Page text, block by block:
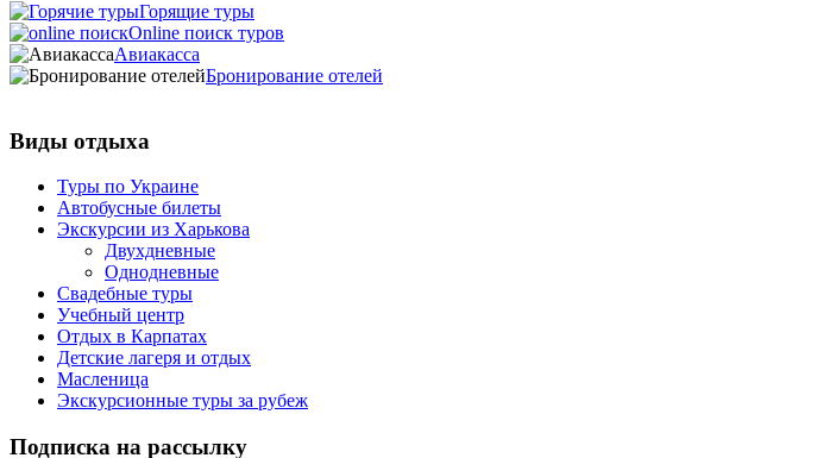
Горящие туры
Online поиск туров
Авиакасса
Бронирование отелей
Виды отдыха
Туры по Украине
Автобусные билеты
Экскурсии из Харькова
Двухдневные
Однодневные
Свадебные туры
Учебный центр
Отдых в Карпатах
Детские лагеря и отдых
Масленица
Экскурсионные туры за рубеж
Подписка на рассылку